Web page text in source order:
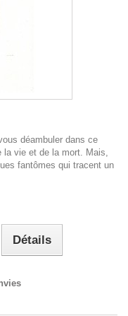
déambuler dans ce
la vie et de la mort. Mais,
fantômes qui tracent un
Détails